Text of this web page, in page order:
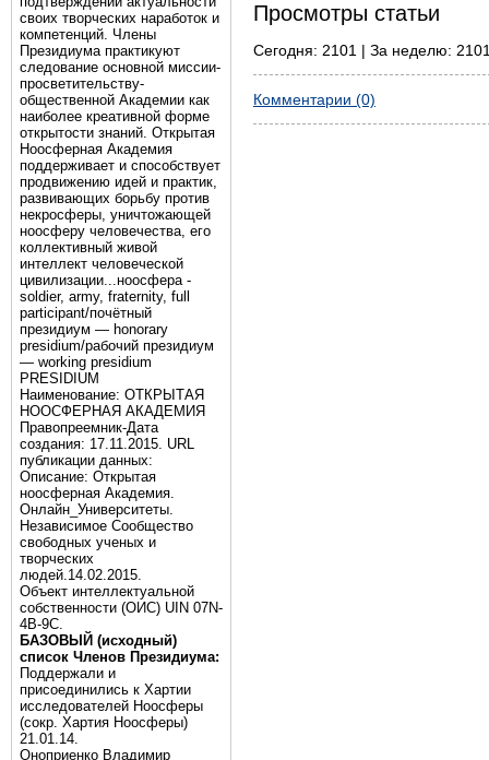
своих творческих наработок и
компетенций. Члены
Президиума практикуют
следование основной миссии-
просветительству-
общественной Академии как
наиболее креативной форме
открытости знаний. Открытая
Ноосферная Академия
поддерживает и способствует
продвижению идей и практик,
развивающих борьбу против
некросферы, уничтожающей
ноосферу человечества, его
коллективный живой
интеллект человеческой
цивилизации...ноосфера -
soldier, army, fraternity, full
participant/почётный
президиум — honorary
presidium/рабочий президиум
— working presidium
PRESIDIUM
Наименование: ОТКРЫТАЯ
НООСФЕРНАЯ АКАДЕМИЯ
Правопреемник-Дата
создания: 17.11.2015. URL
публикации данных:
Описание: Открытая
ноосферная Академия.
Онлайн_Университеты.
Независимое Сообщество
свободных ученых и
творческих
людей.14.02.2015.
Объект интеллектуальной
собственности (ОИС) UIN 07N-
4B-9C.
БАЗОВЫЙ (исходный)
список Членов Президиума:
Поддержали и
присоединились к Хартии
исследователей Ноосферы
(сокр. Хартия Ноосферы)
21.01.14.
Оноприенко Владимир
Просмотры статьи
Сегодня: 2101 | За неделю:
Комментарии (0)